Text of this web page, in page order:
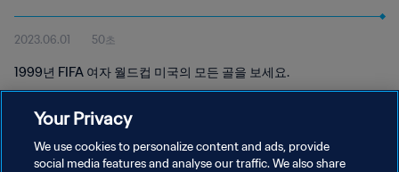
2023.06.01 50초
1999년 FIFA 여자 월드컵 미국의 모든 골을 보세요.
Your Privacy
We use cookies to personalize content and ads, provide
social media features and analyse our traffic. We also share